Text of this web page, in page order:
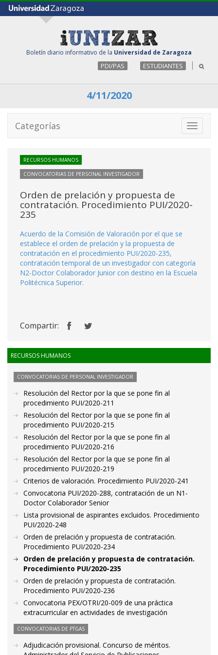
Boletín diario informativo de la Universidad de Zaragoza
PDI/PAS ESTUDIANTES
4/11/2020
Toggle
Categorías
RECURSOS HUMANOS
CONVOCATORIAS DE PERSONAL INVESTIGADOR
Orden de prelación y propuesta de
contratación. Procedimiento PUI/2020-
235
Acuerdo de la Comisión de Valoración por el que se
establece el orden de prelación y la propuesta de
contratación en el procedimiento PUI/2020-235,
contratación temporal de un investigador con categoría
N2-Doctor Colaborador Junior con destino en la Escuela
Politécnica Superior.
Compartir:
RECURSOS HUMANOS
CONVOCATORIAS DE PERSONAL INVESTIGADOR
Resolución del Rector por la que se pone fin al
procedimiento PUI/2020-211
Resolución del Rector por la que se pone fin al
procedimiento PUI/2020-215
Resolución del Rector por la que se pone fin al
procedimiento PUI/2020-216
Resolución del Rector por la que se pone fin al
procedimiento PUI/2020-219
Criterios de valoración. Procedimiento PUI/2020-241
Convocatoria PUI/2020-288, contratación de un N1-
Doctor Colaborador Senior
Lista provisional de aspirantes excluidos. Procedimiento
PUI/2020-248
Orden de prelación y propuesta de contratación.
Procedimiento PUI/2020-234
Orden de prelación y propuesta de contratación.
Procedimiento PUI/2020-235
Orden de prelación y propuesta de contratación.
Procedimiento PUI/2020-236
Convocatoria PEX/OTRI/20-009 de una práctica
extracurricular en actividades de investigación
CONVOCATORIAS DE PTGAS
Adjudicación provisional. Concurso de méritos.